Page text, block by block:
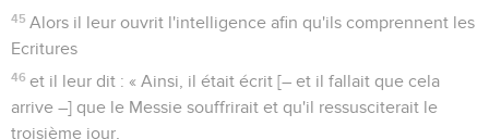
45 Alors il leur ouvrit l'intelligence afin qu'ils comprennent les
Ecritures
46 et il leur dit : « Ainsi, il était écrit [– et il fallait que cela
arrive –] que le Messie souffrirait et qu'il ressusciterait le
troisième jour,